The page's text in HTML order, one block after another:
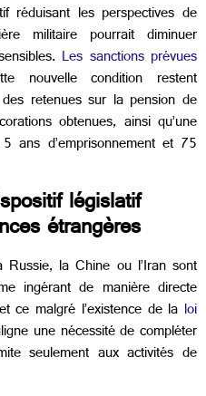
réduisant les perspectives de
militaire pourrait diminuer
Les sanctions prévues
nouvelle condition restent
retenues sur la pension de
obtenues, ainsi qu’une
ans d’emprisonnement et 75
législatif
étrangères
la Chine ou l’Iran sont
ingérant de manière directe
ce malgré l’existence de la loi
une nécessité de compléter
seulement aux activités de